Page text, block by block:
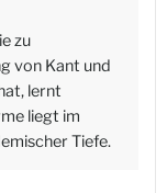
zu
von Kant und
lernt
liegt im
Tiefe.